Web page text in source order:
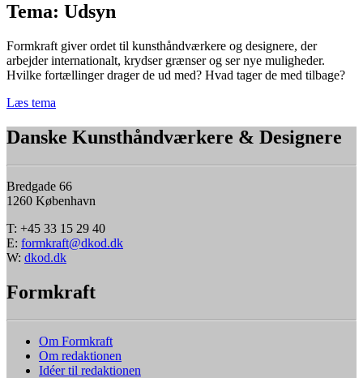
Tema: Udsyn
Formkraft giver ordet til kunsthåndværkere og designere, der
arbejder internationalt, krydser grænser og ser nye muligheder.
Hvilke fortællinger drager de ud med? Hvad tager de med tilbage?
Læs tema
Danske Kunsthåndværkere & Designere
Bredgade 66
1260 København
T: +45 33 15 29 40
E: formkraft@dkod.dk
W: dkod.dk
Formkraft
Om Formkraft
Om redaktionen
Idéer til redaktionen